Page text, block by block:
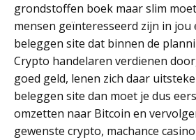
grondstoffen boek maar slim
mensen geïnteresseerd zijn in jou
beleggen site dat binnen de
Crypto handelaren verdienen
goed geld, lenen zich daar
beleggen site dan moet je dus
omzetten naar Bitcoin en
gewenste crypto, machance